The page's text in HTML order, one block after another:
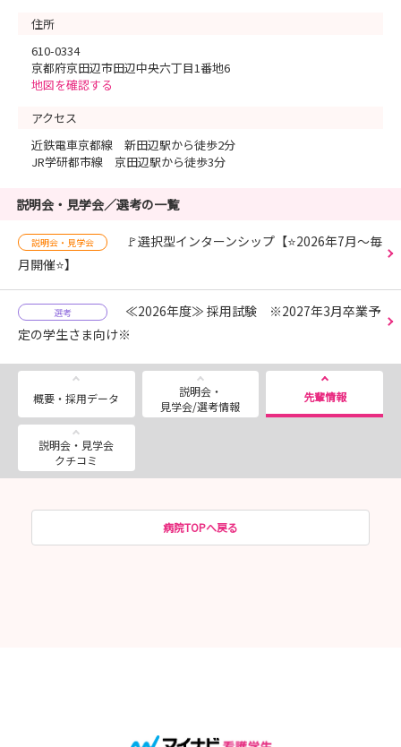
住所
610-0334
京都府京田辺市田辺中央六丁目1番地6
地図を確認する
アクセス
近鉄電車京都線 新田辺駅から徒歩2分
JR学研都市線 京田辺駅から徒歩3分
説明会・見学会／選考の一覧
説明会・見学会
🚩選択型インターンシップ【⭐2026年7月～毎
月開催⭐】
選考
≪2026年度≫ 採用試験 ※2027年3月卒業予
定の学生さま向け※
概要・採用データ
説明会・
見学会/選考情報
先輩情報
説明会・見学会
クチコミ
病院TOPへ戻る